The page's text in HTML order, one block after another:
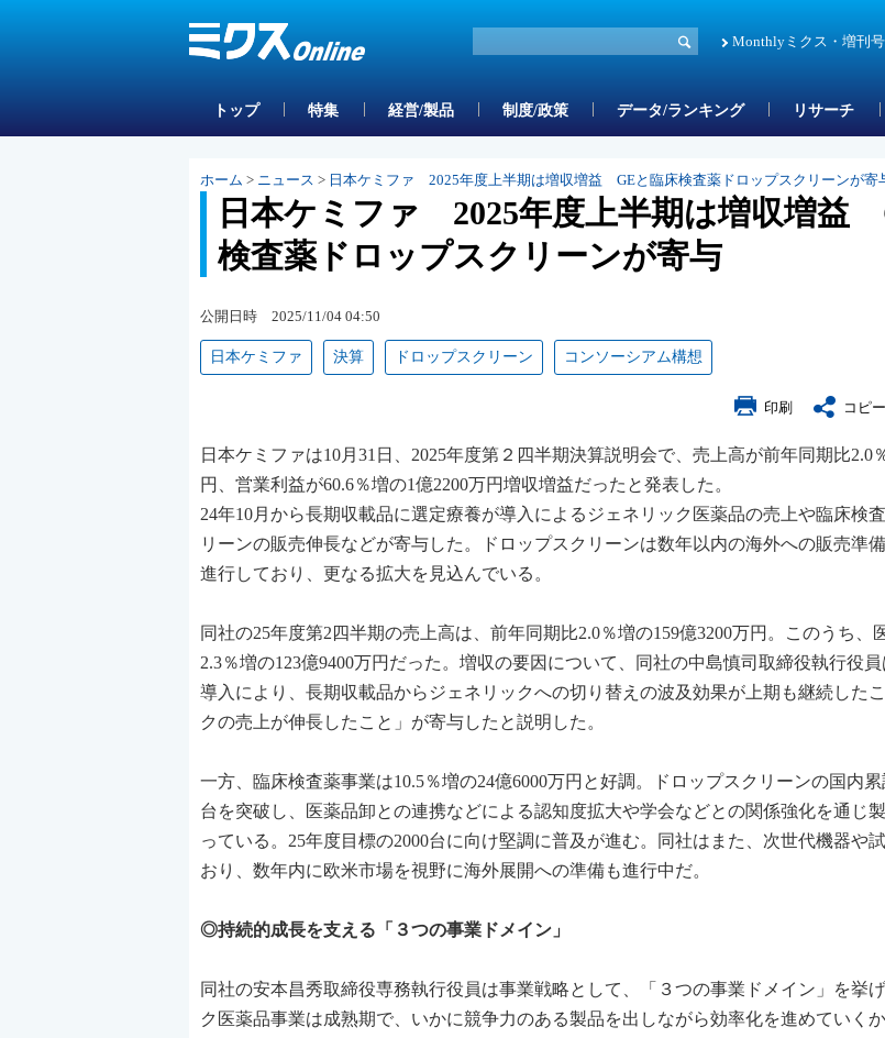
Monthlyミクス・増刊号
トップ 特集 経営/製品 制度/政策 データ/ランキング リサーチ
ホーム > ニュース > 日本ケミファ 2025年度上半期は増収増益 GEと臨床検査薬ドロップスクリーンが寄
日本ケミファ 2025年度上半期は増収増益
検査薬ドロップスクリーンが寄与
公開日時 2025/11/04 04:50
日本ケミファ 決算 ドロップスクリーン コンソーシアム構想
印刷 コピー
日本ケミファは10月31日、2025年度第２四半期決算説明会で、売上高が前年同期比2.0
円、営業利益が60.6％増の1億2200万円増収増益だったと発表した。
24年10月から長期収載品に選定療養が導入によるジェネリック医薬品の売上や臨床検
リーンの販売伸長などが寄与した。ドロップスクリーンは数年以内の海外への販売準
進行しており、更なる拡大を見込んでいる。
同社の25年度第2四半期の売上高は、前年同期比2.0％増の159億3200万円。このうち、
2.3％増の123億9400万円だった。増収の要因について、同社の中島慎司取締役執行役
導入により、長期収載品からジェネリックへの切り替えの波及効果が上期も継続した
クの売上が伸長したこと」が寄与したと説明した。
一方、臨床検査薬事業は10.5％増の24億6000万円と好調。ドロップスクリーンの国内
台を突破し、医薬品卸との連携などによる認知度拡大や学会などとの関係強化を通じ
っている。25年度目標の2000台に向け堅調に普及が進む。同社はまた、次世代機器や
おり、数年内に欧米市場を視野に海外展開への準備も進行中だ。
◎持続的成長を支える「３つの事業ドメイン」
同社の安本昌秀取締役専務執行役員は事業戦略として、「３つの事業ドメイン」を挙
ク医薬品事業は成熟期で、いかに競争力のある製品を出しながら効率化を進めていく